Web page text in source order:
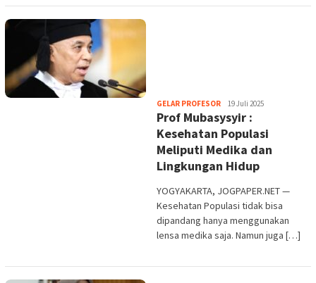
GELAR PROFESORHeri
Purwata
19 Juli 2025
Prof Mubasysyir :
Kesehatan Populasi
Meliputi Medika dan
Lingkungan Hidup
YOGYAKARTA, JOGPAPER.NET —
Kesehatan Populasi tidak bisa
dipandang hanya menggunakan
lensa medika saja. Namun juga […]